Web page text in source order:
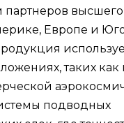
партнеров
Европе и
таких
подводных